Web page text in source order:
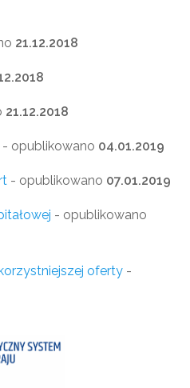
21.12.2018
21.12.2018
- opublikowano 04.01.2019
- opublikowano 07.01.2019
- opublikowano
oferty -